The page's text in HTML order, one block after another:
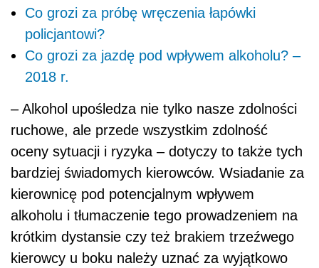
Co grozi za próbę wręczenia łapówki
policjantowi?
Co grozi za jazdę pod wpływem alkoholu? –
2018 r.
– Alkohol upośledza nie tylko nasze zdolności
ruchowe, ale przede wszystkim zdolność
oceny sytuacji i ryzyka – dotyczy to także tych
bardziej świadomych kierowców. Wsiadanie za
kierownicę pod potencjalnym wpływem
alkoholu i tłumaczenie tego prowadzeniem na
krótkim dystansie czy też brakiem trzeźwego
kierowcy u boku należy uznać za wyjątkowo